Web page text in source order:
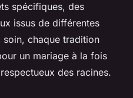
spécifiques, des
issus de différentes
chaque tradition
un mariage à la fois
des racines.